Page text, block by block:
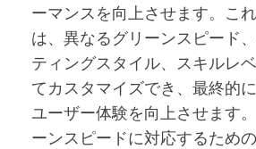
ーマンスを向上させます。こ
は、異なるグリーンスピード
ティングスタイル、スキルレ
てカスタマイズでき、最終的
ユーザー体験を向上させます
ーンスピードに対応するため